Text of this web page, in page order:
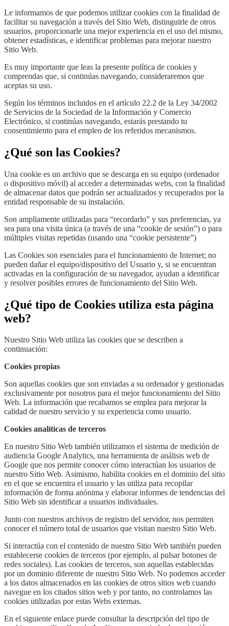
Le informamos de que podemos utilizar cookies con la finalidad de
facilitar su navegación a través del Sitio Web, distinguirle de otros
usuarios, proporcionarle una mejor experiencia en el uso del mismo,
obtener estadísticas, e identificar problemas para mejorar nuestro
Sitio Web.
Es muy importante que leas la presente política de cookies y
comprendas que, si continúas navegando, consideraremos que
aceptas su uso.
Según los términos incluidos en el artículo 22.2 de la Ley 34/2002
de Servicios de la Sociedad de la Información y Comercio
Electrónico, si continúas navegando, estarás prestando tu
consentimiento para el empleo de los referidos mecanismos.
¿Qué son las Cookies?
Una cookie es un archivo que se descarga en su equipo (ordenador
o dispositivo móvil) al acceder a determinadas webs, con la finalidad
de almacenar datos que podrán ser actualizados y recuperados por la
entidad responsable de su instalación.
Son ampliamente utilizadas para “recordarlo” y sus preferencias, ya
sea para una visita única (a través de una “cookie de sesión”) o para
múltiples visitas repetidas (usando una “cookie persistente”)
Las Cookies son esenciales para el funcionamiento de Internet; no
pueden dañar el equipo/dispositivo del Usuario y, si se encuentran
activadas en la configuración de su navegador, ayudan a identificar
y resolver posibles errores de funcionamiento del Sitio Web.
¿Qué tipo de Cookies utiliza esta página
web?
Nuestro Sitio Web utiliza las cookies que se describen a
continuación:
Cookies propias
Son aquellas cookies que son enviadas a su ordenador y gestionadas
exclusivamente por nosotros para el mejor funcionamiento del Sitio
Web. La información que recabamos se emplea para mejorar la
calidad de nuestro servicio y su experiencia como usuario.
Cookies analíticas de terceros
En nuestro Sitio Web también utilizamos el sistema de medición de
audiencia Google Analytics, una herramienta de análisis web de
Google que nos permite conocer cómo interactúan los usuarios de
nuestro Sitio Web. Asimismo, habilita cookies en el dominio del sitio
en el que se encuentra el usuario y las utiliza para recopilar
información de forma anónima y elaborar informes de tendencias del
Sitio Web sin identificar a usuarios individuales.
Junto con nuestros archivos de registro del servidor, nos permiten
conocer el número total de usuarios que visitan nuestro Sitio Web.
Si interactúa con el contenido de nuestro Sitio Web también pueden
establecerse cookies de terceros (por ejemplo, al pulsar botones de
redes sociales). Las cookies de terceros, son aquellas establecidas
por un dominio diferente de nuestro Sitio Web. No podemos acceder
a los datos almacenados en las cookies de otros sitios web cuando
navegue en los citados sitios web y por tanto, no controlamos las
cookies utilizadas por estas Webs externas.
En el siguiente enlace puede consultar la descripción del tipo de